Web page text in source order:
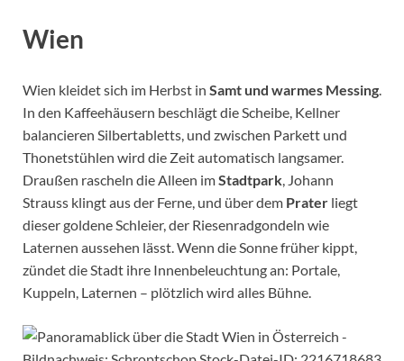
Wien
Wien kleidet sich im Herbst in Samt und warmes Messing
In den Kaffeehäusern beschlägt die Scheibe, Kellner
balancieren Silbertabletts, und zwischen Parkett und
Thonetstühlen wird die Zeit automatisch langsamer.
Draußen rascheln die Alleen imStadtpark , Johann
Strauss klingt aus der Ferne, und über dem Prater liegt
dieser goldene Schleier, der Riesenradgondeln wie
Laternen aussehen lässt. Wenn die Sonne früher kippt,
zündet die Stadt ihre Innenbeleuchtung an: Portale,
Kuppeln, Laternen – plötzlich wird alles Bühne.